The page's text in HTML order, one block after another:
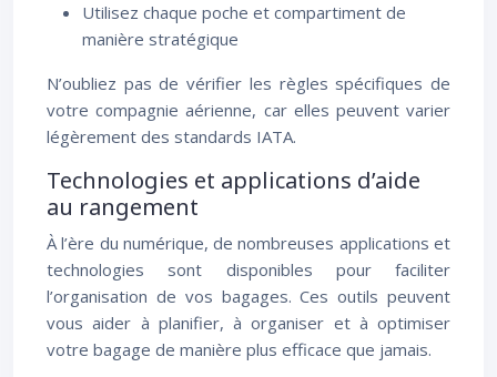
Utilisez chaque poche et compartiment de
manière stratégique
N’oubliez pas de vérifier les règles spécifiques de
votre compagnie aérienne, car elles peuvent varier
légèrement des standards IATA.
Technologies et applications d’aide
au rangement
À l’ère du numérique, de nombreuses applications et
technologies sont disponibles pour faciliter
l’organisation de vos bagages. Ces outils peuvent
vous aider à planifier, à organiser et à optimiser
votre bagage de manière plus efficace que jamais.